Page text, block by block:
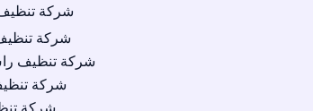
شركة تنظيف
شركة
شركة تنظيف
شركة